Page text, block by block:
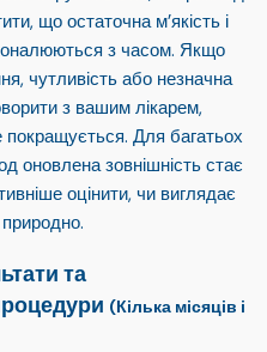
що остаточна м’якість і
з часом. Якщо
чутливість або незначна
з вашим лікарем,
Для багатьох
оновлена зовнішність стає
оцінити, чи виглядає
природно.
та
(Кілька місяців і